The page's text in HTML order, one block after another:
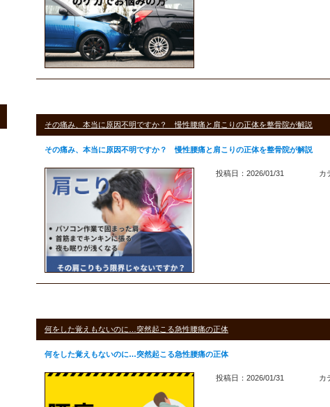
その痛み、本当に原因不明ですか？ 慢性腰痛と肩こりの正体を整骨院が解説
その痛み、本当に原因不明ですか？ 慢性腰痛と肩こりの正体を整骨院が解説
投稿日：2026/01/31 カ
何をした覚えもないのに…突然起こる急性腰痛の正体
何をした覚えもないのに…突然起こる急性腰痛の正体
投稿日：2026/01/31 カ